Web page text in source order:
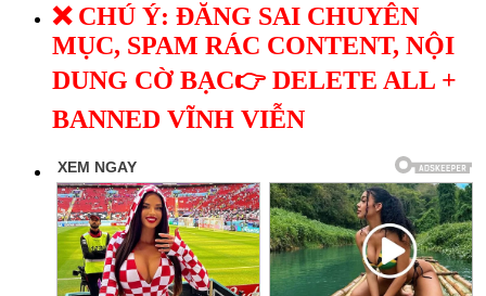
❌ CHÚ Ý: ĐĂNG SAI CHUYÊN
MỤC, SPAM RÁC CONTENT, NỘI
DUNG CỜ BẠC👉 DELETE ALL +
BANNED VĨNH VIỄN